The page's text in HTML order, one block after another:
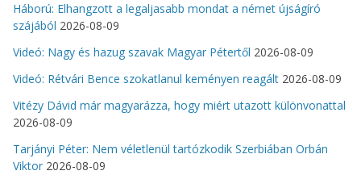
Háború: Elhangzott a legaljasabb mondat a német újságíró
szájából 2026-08-09
Videó: Nagy és hazug szavak Magyar Pétertől 2026-08-09
Videó: Rétvári Bence szokatlanul keményen reagált 2026-08-09
Vitézy Dávid már magyarázza, hogy miért utazott különvonattal
2026-08-09
Tarjányi Péter: Nem véletlenül tartózkodik Szerbiában Orbán
Viktor 2026-08-09